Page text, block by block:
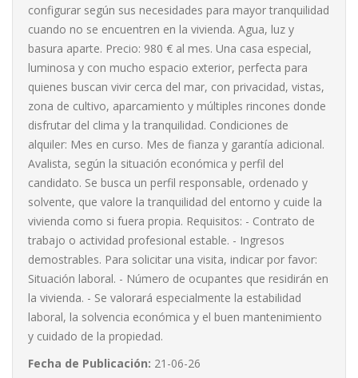
configurar según sus necesidades para mayor tranquilidad
cuando no se encuentren en la vivienda. Agua, luz y
basura aparte. Precio: 980 € al mes. Una casa especial,
luminosa y con mucho espacio exterior, perfecta para
quienes buscan vivir cerca del mar, con privacidad, vistas,
zona de cultivo, aparcamiento y múltiples rincones donde
disfrutar del clima y la tranquilidad. Condiciones de
alquiler: Mes en curso. Mes de fianza y garantía adicional.
Avalista, según la situación económica y perfil del
candidato. Se busca un perfil responsable, ordenado y
solvente, que valore la tranquilidad del entorno y cuide la
vivienda como si fuera propia. Requisitos: - Contrato de
trabajo o actividad profesional estable. - Ingresos
demostrables. Para solicitar una visita, indicar por favor:
Situación laboral. - Número de ocupantes que residirán en
la vivienda. - Se valorará especialmente la estabilidad
laboral, la solvencia económica y el buen mantenimiento
y cuidado de la propiedad.
Fecha de Publicación: 21-06-26